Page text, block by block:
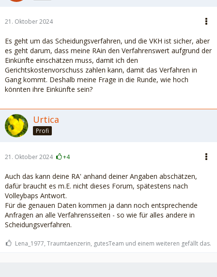
21. Oktober 2024
Es geht um das Scheidungsverfahren, und die VKH ist sicher, aber
es geht darum, dass meine RAin den Verfahrenswert aufgrund der
Einkünfte einschätzen muss, damit ich den
Gerichtskostenvorschuss zahlen kann, damit das Verfahren in
Gang kommt. Deshalb meine Frage in die Runde, wie hoch
könnten ihre Einkünfte sein?
Urtica
Profi
21. Oktober 2024 +4
Auch das kann deine RA' anhand deiner Angaben abschätzen,
dafür braucht es m.E. nicht dieses Forum, spätestens nach
Volleybaps Antwort.
Für die genauen Daten kommen ja dann noch entsprechende
Anfragen an alle Verfahrensseiten - so wie für alles andere in
Scheidungsverfahren.
Lena_1977, Traumtaenzerin, gutesTeam und einem weiteren gefällt das.